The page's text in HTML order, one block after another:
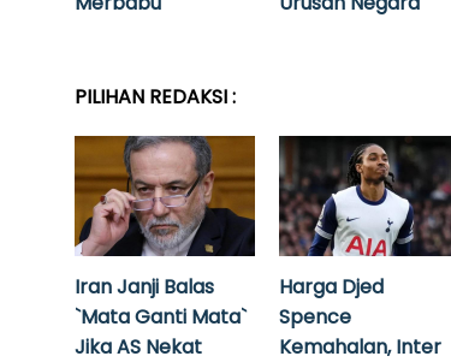
PILIHAN REDAKSI :
Iran Janji Balas
`Mata Ganti Mata`
Jika AS Nekat
Harga Djed
Spence
Kemahalan, Inter